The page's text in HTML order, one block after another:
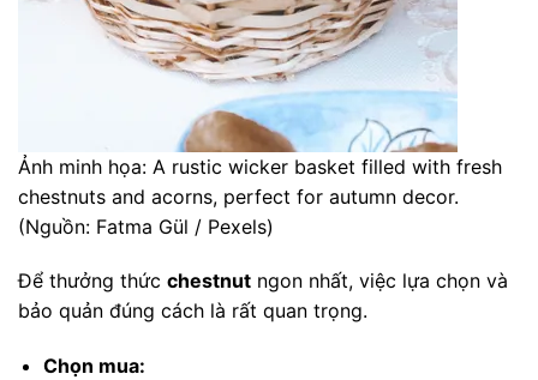
Ảnh minh họa: A rustic wicker basket filled with fresh
chestnuts and acorns, perfect for autumn decor.
(Nguồn: Fatma Gül / Pexels)
Để thưởng thức chestnut ngon nhất, việc lựa chọn và
bảo quản đúng cách là rất quan trọng.
Chọn mua: